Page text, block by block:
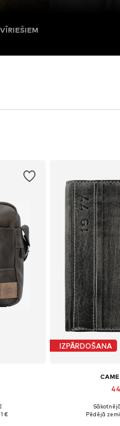
VĪRIEŠIEM
€
IZPĀRDOŠANA
Pieejamie izmēri:
Pēdējā